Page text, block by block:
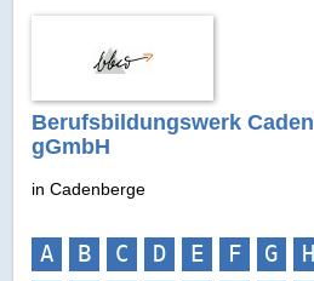
Berufsbildungswerk
gGmbH
in Cadenberge
A B C D E F G H